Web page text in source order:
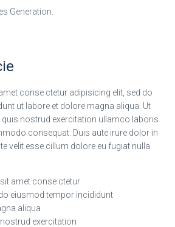
Generation.
conse ctetur adipisicing elit, sed do
ut labore et dolore magna aliqua. Ut
quis nostrud exercitation ullamco laboris
consequat. Duis aute irure dolor in
velit esse cillum dolore eu fugiat nulla
amet conse ctetur
eiusmod tempor incididunt
aliqua
exercitation